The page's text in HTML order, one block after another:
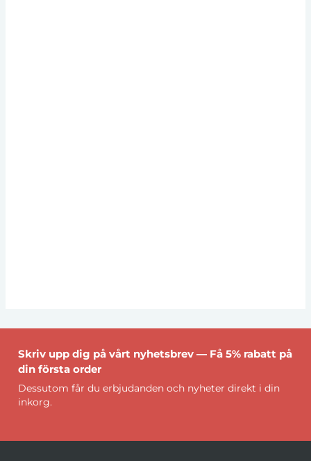
Skriv upp dig på vårt nyhetsbrev — Få 5% rabatt på
din första order
Dessutom får du erbjudanden och nyheter direkt i din
inkorg.